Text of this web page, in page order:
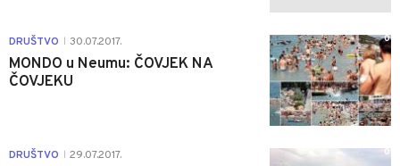
DRUŠTVO 30.07.2017.
MONDO u Neumu: ČOVJEK NA
ČOVJEKU
0
DRUŠTVO 29.07.2017. 0